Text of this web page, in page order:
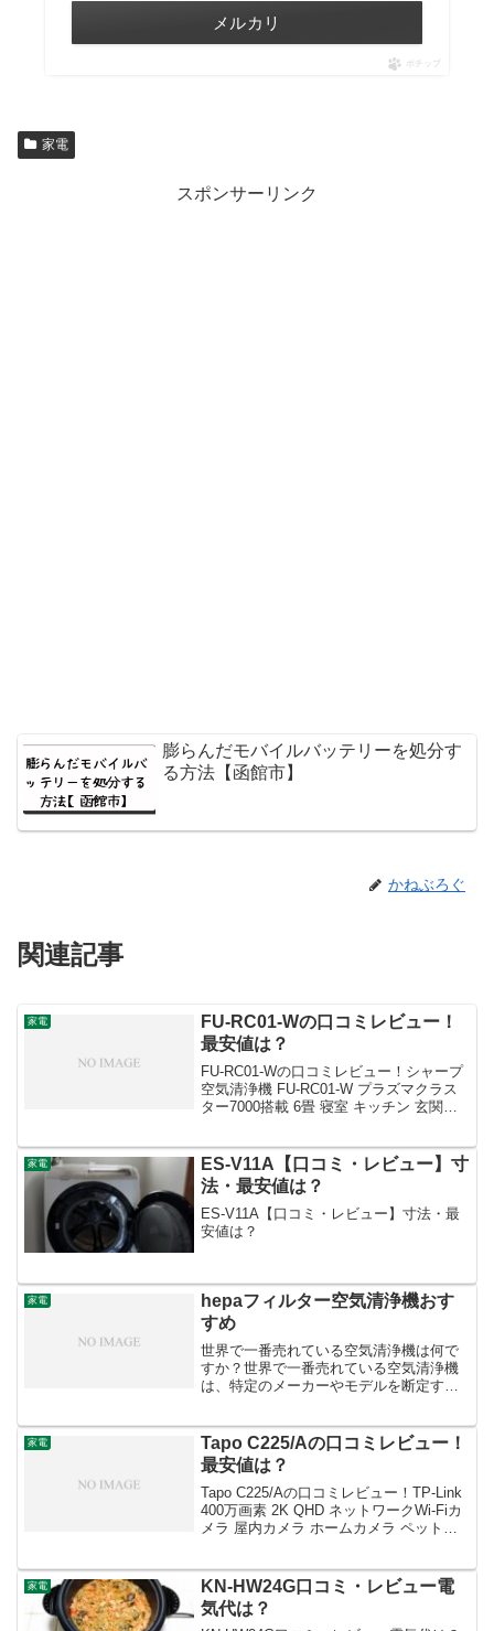
メルカリ
ポチップ
家電
スポンサーリンク
膨らんだモバイルバッテリーを処分す
る方法【函館市】
かねぶろぐ
関連記事
家電
FU-RC01-Wの口コミレビュー！
最安値は？
FU-RC01-Wの口コミレビュー！シャープ
空気清浄機 FU-RC01-W プラズマクラス
ター7000搭載 6畳 寝室 キッチン 玄関
いてご紹介しま...
家電
ES-V11A【口コミ・レビュー】寸
法・最安値は？
ES-V11A【口コミ・レビュー】寸法・最
安値は？
家電
hepaフィルター空気清浄機おす
すめ
世界で一番売れている空気清浄機は何で
すか？世界で一番売れている空気清浄機
は、特定のメーカーやモデルを断定する
に活発で、新しいモデルが頻繁に発売さ
れ、販売ランキングも...
家電
Tapo C225/Aの口コミレビュー！
最安値は？
Tapo C225/Aの口コミレビュー！TP-Link
400万画素 2K QHD ネットワークWi-Fiカ
メラ 屋内カメラ ホームカメラ ペットカ
最...
家電
KN-HW24G口コミ・レビュー電
気代は？